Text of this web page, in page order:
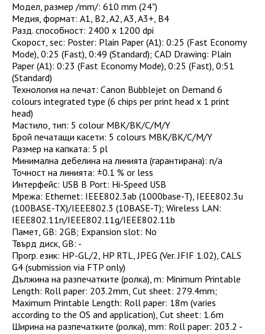
Модел, размер /mm/: 610 mm (24")
Медия, формат: A1, B2, A2, A3, A3+, B4
Разд. способност: 2400 x 1200 dpi
Скорост, sec: Poster: Plain Paper (A1): 0:25 (Fast Economy
Mode), 0:25 (Fast), 0:49 (Standard); CAD Drawing: Plain
Paper (A1): 0:23 (Fast Economy Mode), 0:25 (Fast), 0:51
(Standard)
Технология на печат: Canon Bubblejet on Demand 6
colours integrated type (6 chips per print head x 1 print
head)
Мастило, тип: 5 colour MBK/BK/C/M/Y
Брой печатащи касети: 5 colours MBK/BK/C/M/Y
Размер на капката: 5 pl
Минимална дебелина на линията (гарантирана): n/a
Точност на линията: ±0.1 % or less
Интерфейс: USB B Port: Hi-Speed USB
Мрежа: Ethernet: IEEE802.3ab (1000base-T), IEEE802.3u
(100BASE-TX)/IEEE802.3 (10BASE-T); Wireless LAN:
IEEE802.11n/IEEE802.11g/IEEE802.11b
Памет, GB: 2GB; Expansion slot: No
Твърд диск, GB: -
Прогр. език: HP-GL/2, HP RTL, JPEG (Ver. JFIF 1.02), CALS
G4 (submission via FTP only)
Дължина на разпечатките (ролка), m: Minimum Printable
Length: Roll paper: 203.2mm, Cut sheet: 279.4mm;
Maximum Printable Length: Roll paper: 18m (varies
according to the OS and application), Cut sheet: 1.6m
Ширина на разпечатките (ролка), mm: Roll paper: 203.2 -